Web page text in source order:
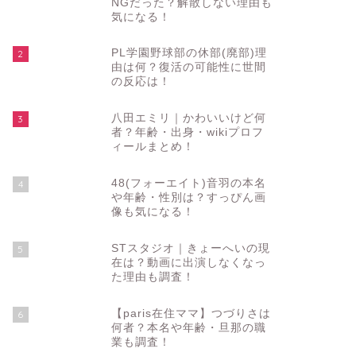
NGだった？解散しない理由も
気になる！
2
PL学園野球部の休部(廃部)理
由は何？復活の可能性に世間
の反応は！
3
八田エミリ｜かわいいけど何
者？年齢・出身・wikiプロフ
ィールまとめ！
4
48(フォーエイト)音羽の本名
や年齢・性別は？すっぴん画
像も気になる！
5
STスタジオ｜きょーへいの現
在は？動画に出演しなくなっ
た理由も調査！
6
【paris在住ママ】つづりさは
何者？本名や年齢・旦那の職
業も調査！